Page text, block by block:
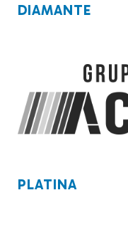
DIAMANTE
PLATINA